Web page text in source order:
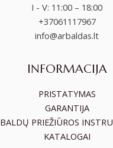
I - V: 11:00 – 18:00
+37061117967
info@arbaldas.lt
INFORMACIJA
PRISTATYMAS
GARANTIJA
BALDŲ PRIEŽIŪROS
KATALOGAI